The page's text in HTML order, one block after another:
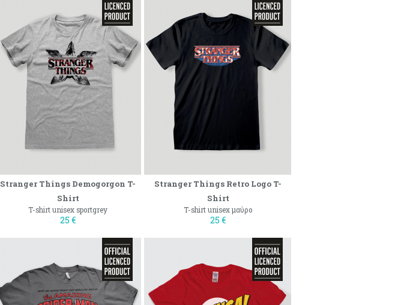
Stranger Things Demogorgon T-
Shirt
T-shirt unisex sportgrey
25 €
Stranger Things Retro Logo T-
Shirt
T-shirt unisex μαύρο
25 €